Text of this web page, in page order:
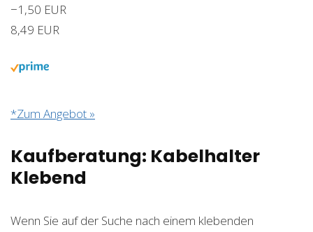
−1,50 EUR
8,49 EUR
*Zum Angebot »
Kaufberatung: Kabelhalter
Klebend
Wenn Sie auf der Suche nach einem klebenden